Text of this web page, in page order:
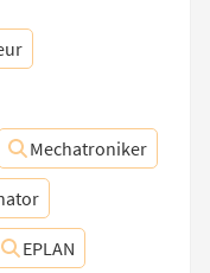
Mechatroniker
EPLAN